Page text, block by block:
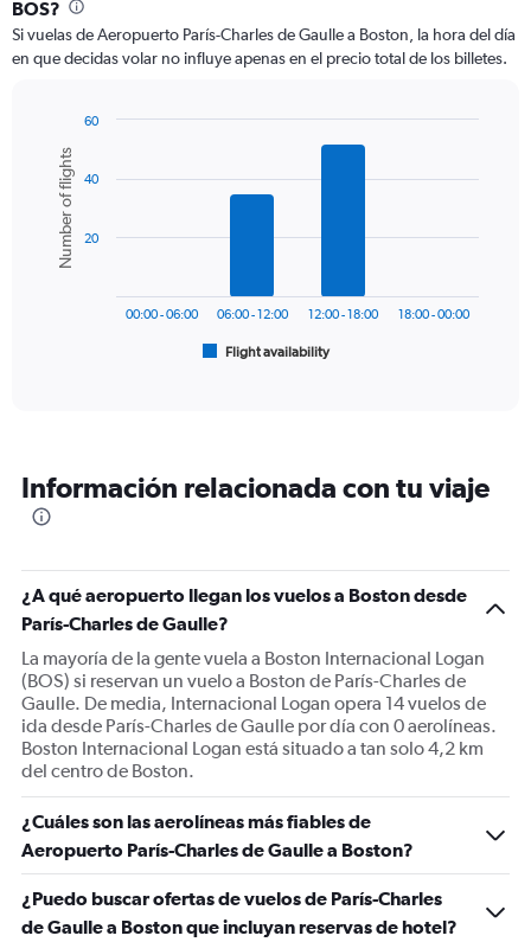
12
categories.
The
axis
displaying
values.
Range:
BOS?
Si vuelas de Aeropuerto París-Charles de Gaulle a Boston, la hora del día
en que decidas volar no influye apenas en el precio total de los billetes.
chart
with
bars.
The
categories.
The
Y
axis
displaying
Number
of
flights.
Range:
0
to
Chart
graphic.
Number of flights
Flight availability
00:00 - 06:00 06:00 - 12:00 12:00 - 18:00 18:00 - 00:00
20
40
60
Información relacionada con tu viaje
¿A qué aeropuerto llegan los vuelos a Boston desde
París-Charles de Gaulle?
La mayoría de la gente vuela a Boston Internacional Logan
(BOS) si reservan un vuelo a Boston de París-Charles de
Gaulle. De media, Internacional Logan opera 14 vuelos de
ida desde París-Charles de Gaulle por día con 0 aerolíneas.
Boston Internacional Logan está situado a tan solo 4,2 km
del centro de Boston.
¿Cuáles son las aerolíneas más fiables de
Aeropuerto París-Charles de Gaulle a Boston?
¿Puedo buscar ofertas de vuelos de París-Charles
de Gaulle a Boston que incluyan reservas de hotel?